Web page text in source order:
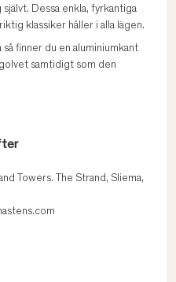
Dessa enkla, fyrkantiga
klassiker håller i alla lägen.
finner du en aluminiumkant
samtidigt som den
Towers. The Strand, Sliema,